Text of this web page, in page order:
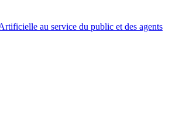
au service du public et des agents